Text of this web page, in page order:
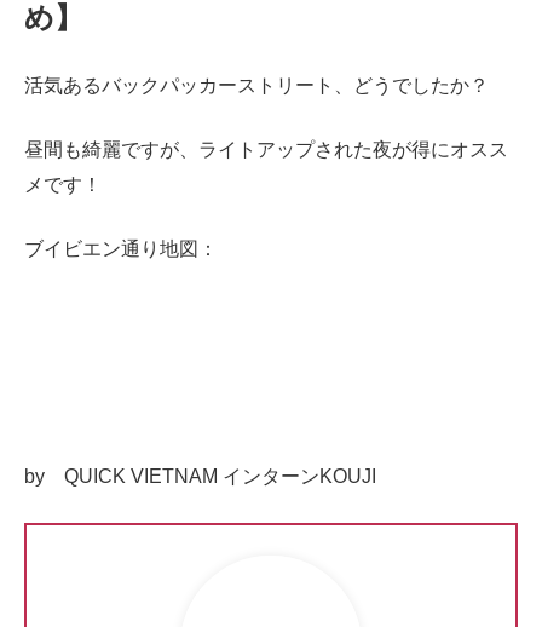
め】
活気あるバックパッカーストリート、どうでしたか？
昼間も綺麗ですが、ライトアップされた夜が得にオスス
メです！
ブイビエン通り地図：
by QUICK VIETNAM インターンKOUJI